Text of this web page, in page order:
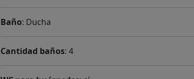
Baño: Ducha
Cantidad baños: 4